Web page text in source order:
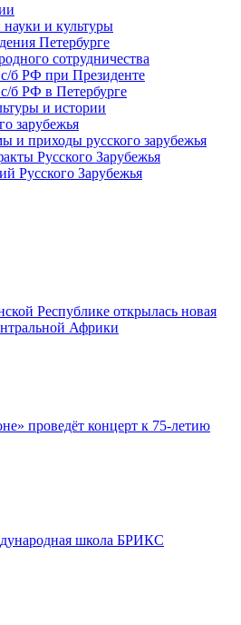
и культуры
Петербурге
сотрудничества
с/б РФ при Президенте
б РФ в Петербурге
и истории
зарубежья
и приходы русского зарубежья
Русского Зарубежья
Русского Зарубежья
Республике открылась новая
Африки
проведёт концерт к 75-летию
школа БРИКС